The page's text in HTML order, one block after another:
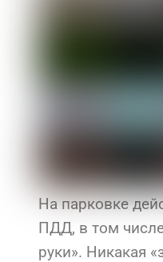
На парковке
ПДД, в том
руки». Никакая